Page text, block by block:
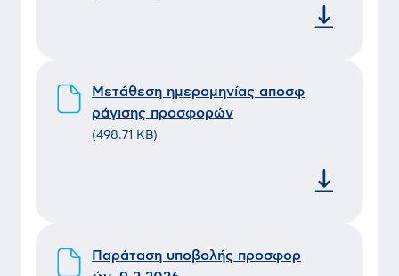
Μετάθεση ημερομηνίας αποσφ
ράγισης προσφορών
(498.71 KB)
Παράταση υποβολής προσφορ